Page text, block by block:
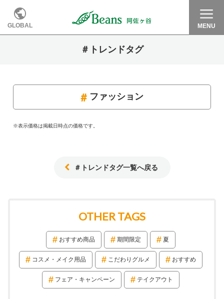
GLOBAL MENU
＃トレンドタグ
ファッション
※表示価格は掲載日時点の価格です。
＃トレンドタグ一覧へ戻る
OTHER TAGS
おすすめ商品 期間限定 夏
コスメ・メイク用品 こだわりグルメ おすすめ
フェア・キャンペーン テイクアウト